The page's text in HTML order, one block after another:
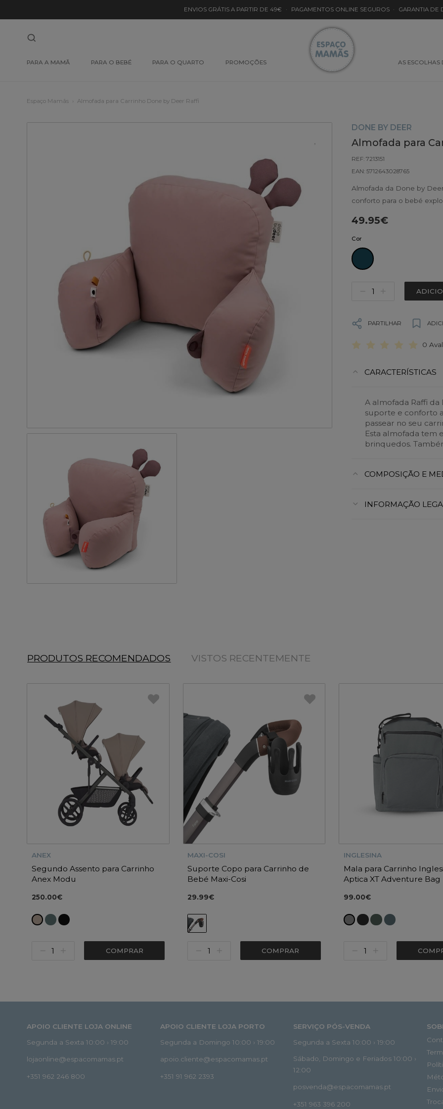
ENVIOS GRÁTIS A PARTIR DE 49€ · PAGAMENTOS ONLINE SEGUROS · GARANTIA DE
PARA A MAMÃ PARA O BEBÉ PARA O QUARTO PROMOÇÕES AS ESCOLHAS
Espaço Mamãs Almofada para Carrinho Done by Deer Raffi
DONE BY DEER
Almofada para
REF: 7213151
EAN: 5712643028765
Almofada da Done by
conforto para o bebé
49.95€
Cor
PARTILHAR
0
CARACTERÍSTICAS
A almofada Raffi
suporte e conforto
passear no seu
Esta almofada tem
brinquedos.
COMPOSIÇÃO E
INFORMAÇÃO
PRODUTOS RECOMENDADOS VISTOS RECENTEMENTE
ANEX
Segundo Assento para Carrinho
Anex Modu
250.00€
COMPRAR
MAXI-COSI
Suporte Copo para Carrinho de
Bebé Maxi-Cosi
29.99€
COMPRAR
INGLESINA
Mala para Carrinho
Aptica XT Adventure Bag
99.00€
APOIO CLIENTE LOJA ONLINE
Segunda a Sexta 10:00 › 19:00
lojaonline@espacomamas.pt
+351 962 246 800
APOIO CLIENTE LOJA PORTO
Segunda a Domingo 10:00 › 19:00
apoio.cliente@espacomamas.pt
+351 91 962 2393
SERVIÇO PÓS-VENDA
Segunda a Sexta 10:00 › 19:00
Sábado, Domingo e Feriados 10:00 ›
12:00
posvenda@espacomamas.pt
+351 963 396 200